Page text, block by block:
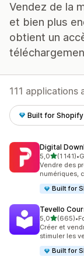
Vendez de la
et bien plus
obtient un
111 applications
Built for Shopify
Digital
5,0étoile(s)
(1 141)
1141 avis au•
Vendre des
numériques,
Built for
Tevello
5,0étoile(s)
(665)
665 avis au•
Créer et
stimuler les
Built for